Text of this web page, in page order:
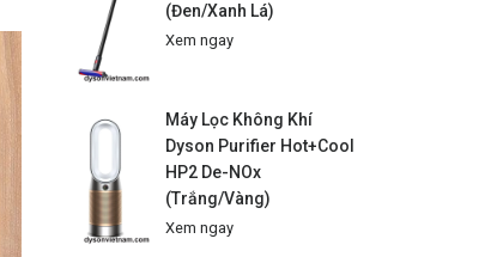
(Đen/Xanh Lá)
Xem ngay
Máy Lọc Không Khí
Dyson Purifier Hot+Cool
HP2 De-NOx
(Trắng/Vàng)
Xem ngay